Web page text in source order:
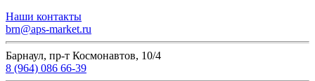
Наши контакты
brn@aps-market.ru
Барнаул, пр-т Космонавтов, 10/4
8 (964) 086 66-39